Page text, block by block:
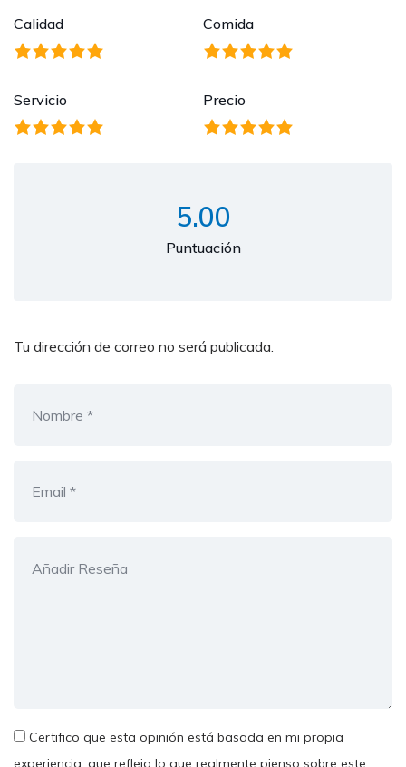
Calidad Comida
Servicio Precio
5.00
Puntuación
Tu dirección de correo no será publicada.
Certifico que esta opinión está basada en mi propia
experiencia, que refleja lo que realmente pienso sobre este